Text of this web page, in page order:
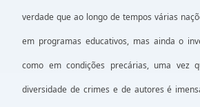
verdade que ao longo de tempos várias
em programas educativos, mas ainda o
como em condições precárias, uma vez
diversidade de crimes e de autores é